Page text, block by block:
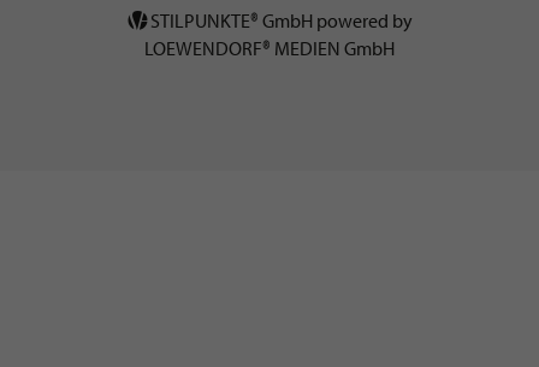
STILPUNKTE® GmbH powered by
LOEWENDORF® MEDIEN GmbH